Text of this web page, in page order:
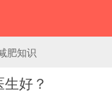
肥知识
好？